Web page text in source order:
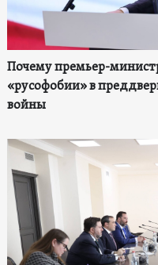
Почему премьер-
«русофобии» в
войны